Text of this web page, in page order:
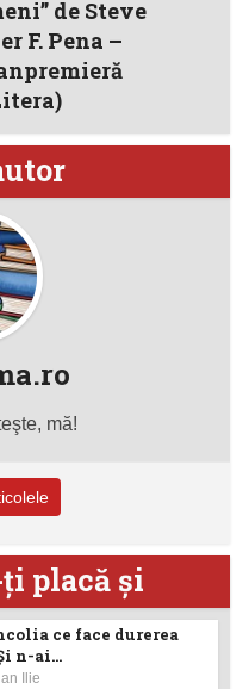
de Steve
F. Pena –
mă!
placă şi
ce face durerea
n-ai...
Ilie